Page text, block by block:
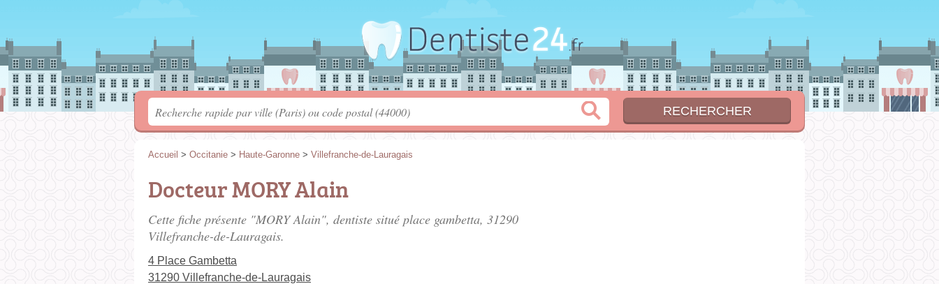
Accueil > Occitanie > Haute-Garonne > Villefranche-de-Lauragais
Docteur MORY Alain
Cette fiche présente "MORY Alain", dentiste situé place gambetta, 31290
Villefranche-de-Lauragais.
4 Place Gambetta
31290 Villefranche-de-Lauragais